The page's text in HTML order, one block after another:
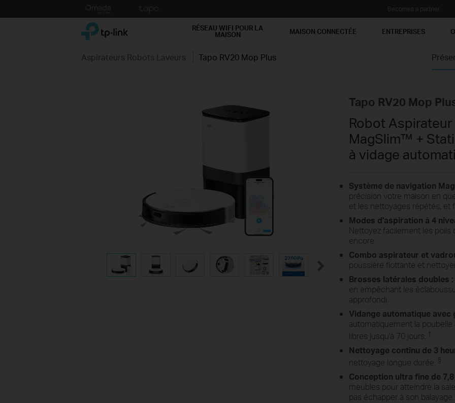
to
TP-Link, Reliably Smart RÉSEAU WIFI POUR LA
MAISON MAISON CONNECTÉE ENTREPRISES
Aspirateurs Robots Laveurs Tapo RV20 Mop Plus
Tapo RV20 Mop
Robot
MagSlim™ +
à vidage
Système de navigation
précision votre maison en
et les nettoyages répétés, et
Modes d'aspiration à 4
Nettoyez facilement les poils
encore.
Combo aspirateur et
poussière flottante et
Brosses latérales doubles :
en empêchant les
approfondi.
Vidange automatique
automatiquement la
libres jusqu'à 70 jours. †
Nettoyage continu de 3
nettoyage longue durée. §
Conception ultra fine de
meubles pour atteindre la
pas échapper à son balayage.